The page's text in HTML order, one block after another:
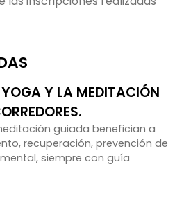
YOGA Y LA MEDITACIÓN
guiada benefician a
recuperación, prevención de
siempre con guía